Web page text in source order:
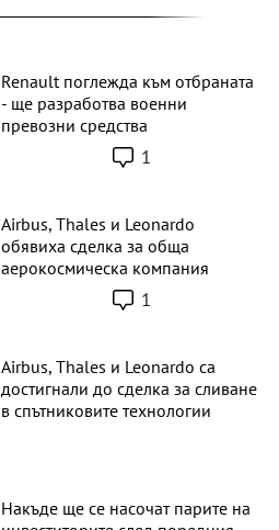
Renault поглежда към отбраната
- ще разработва военни
превозни средства
1
Airbus, Thales и Leonardo
обявиха сделка за обща
аерокосмическа компания
1
Airbus, Thales и Leonardo са
достигнали до сделка за сливане
в спътниковите технологии
Накъде ще се насочат парите на